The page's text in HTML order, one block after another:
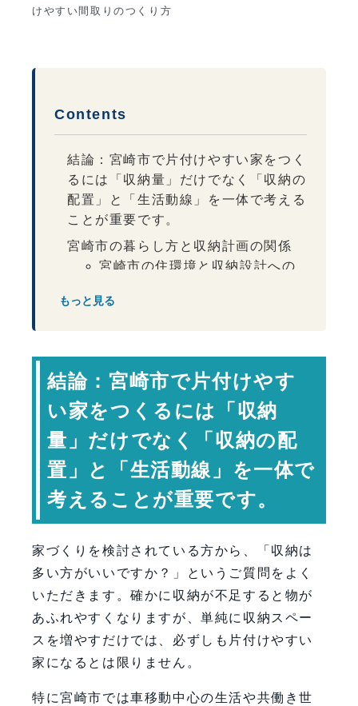
けやすい間取りのつくり方
Contents
結論：宮崎市で片付けやすい家をつく
るには「収納量」だけでなく「収納の
配置」と「生活動線」を一体で考える
ことが重要です。
宮崎市の暮らし方と収納計画の関係
宮崎市の住環境と収納設計への
将来の変化にも対応できる収納が安心
片付けやすい家をつくるための視点
専門家コメント
まとめ：宮崎市で片付けやすい住まい
を実現するために
【会社情報・お問い合わせ】
もっと見る
結論：宮崎市で片付けやす
い家をつくるには「収納
量」だけでなく「収納の配
置」と「生活動線」を一体で
考えることが重要です。
家づくりを検討されている方から、「収納は
多い方がいいですか？」というご質問をよく
いただきます。確かに収納が不足すると物が
あふれやすくなりますが、単純に収納スペー
スを増やすだけでは、必ずしも片付けやすい
家になるとは限りません。
特に宮崎市では車移動中心の生活や共働き世